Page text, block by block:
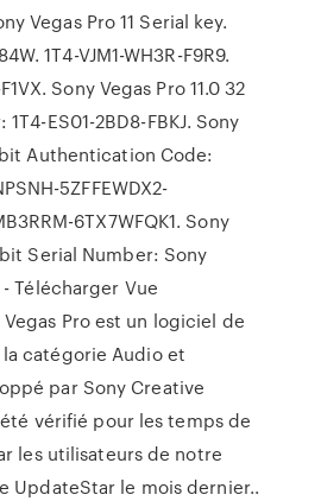
Vegas Pro 11 Serial key.
1T4-VJM1-WH3R-F9R9.
Sony Vegas Pro 11.0 32
ES01-2BD8-FBKJ. Sony
bit Authentication Code:
5ZFFEWDX2-
6TX7WFQK1. Sony
bit Serial Number: Sony
- Télécharger Vue
Pro est un logiciel de
catégorie Audio et
par Sony Creative
vérifié pour les temps de
les utilisateurs de notre
UpdateStar le mois dernier..